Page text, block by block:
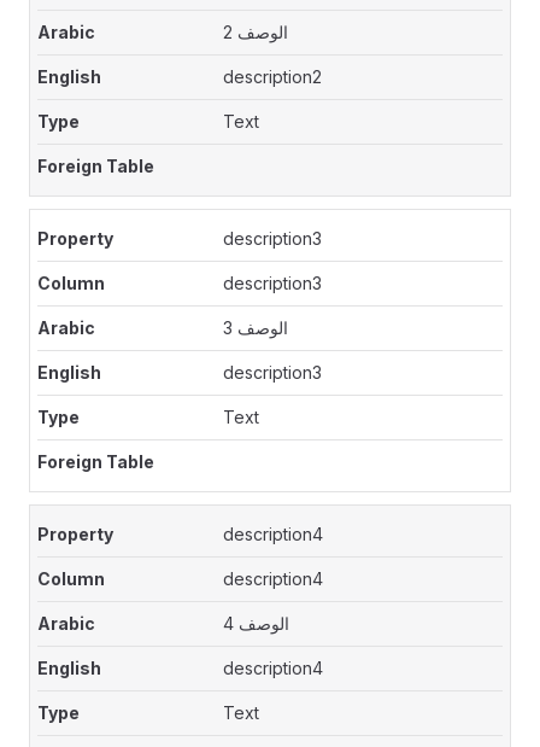
الوصف 2
description2
Text
description3
description3
الوصف 3
description3
Text
description4
description4
الوصف 4
description4
Text